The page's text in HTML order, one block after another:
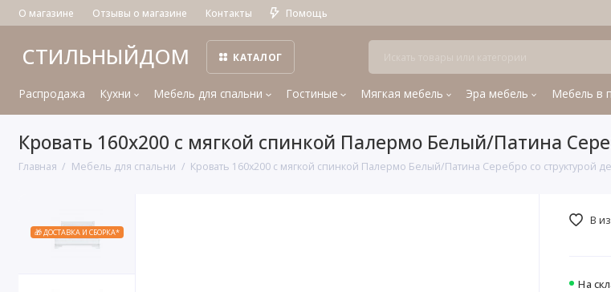
О магазине Отзывы о магазине Контакты Помощь
СТИЛЬНЫЙДОМ КАТАЛОГ
Распродажа Кухни Мебель для спальни Гостиные Мягкая мебель Эра мебель Мебель в
Кровать 160x200 с мягкой спинкой Палермо Белый/Патина
Главная Мебель для спальни Кровать 160x200 с мягкой спинкой Палермо Белый/Патина Серебро со структурой
🎁 ДОСТАВКА И СБОРКА*
На
В